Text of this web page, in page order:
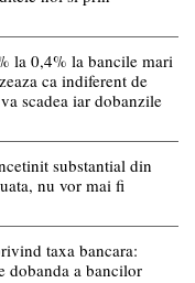
la 0,4% la bancile mari
ca indiferent de
scadea iar dobanzile
substantial din
nu vor mai fi
taxa bancara:
dobanda a bancilor